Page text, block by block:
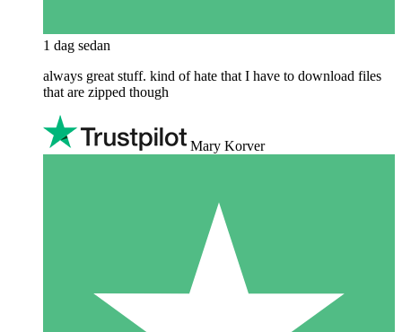
1 dag sedan
always great stuff. kind of hate that I have to download files
that are zipped though
Mary Korver